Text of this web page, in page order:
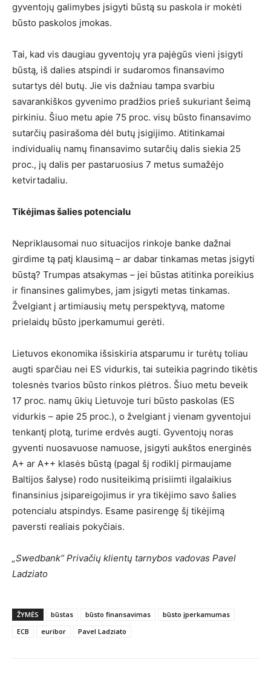
gyventojų galimybes įsigyti būstą su paskola ir mokėti
būsto paskolos įmokas.
Tai, kad vis daugiau gyventojų yra pajėgūs vieni įsigyti
būstą, iš dalies atspindi ir sudaromos finansavimo
sutartys dėl butų. Jie vis dažniau tampa svarbiu
savarankiškos gyvenimo pradžios prieš sukuriant šeimą
pirkiniu. Šiuo metu apie 75 proc. visų būsto finansavimo
sutarčių pasirašoma dėl butų įsigijimo. Atitinkamai
individualių namų finansavimo sutarčių dalis siekia 25
proc., jų dalis per pastaruosius 7 metus sumažėjo
ketvirtadaliu.
Tikėjimas šalies potencialu
Nepriklausomai nuo situacijos rinkoje banke dažnai
girdime tą patį klausimą – ar dabar tinkamas metas įsigyti
būstą? Trumpas atsakymas – jei būstas atitinka poreikius
ir finansines galimybes, jam įsigyti metas tinkamas.
Žvelgiant į artimiausių metų perspektyvą, matome
prielaidų būsto įperkamumui gerėti.
Lietuvos ekonomika išsiskiria atsparumu ir turėtų toliau
augti sparčiau nei ES vidurkis, tai suteikia pagrindo tikėtis
tolesnės tvarios būsto rinkos plėtros. Šiuo metu beveik
17 proc. namų ūkių Lietuvoje turi būsto paskolas (ES
vidurkis – apie 25 proc.), o žvelgiant į vienam gyventojui
tenkantį plotą, turime erdvės augti. Gyventojų noras
gyventi nuosavuose namuose, įsigyti aukštos energinės
A+ ar A++ klasės būstą (pagal šį rodiklį pirmaujame
Baltijos šalyse) rodo nusiteikimą prisiimti ilgalaikius
finansinius įsipareigojimus ir yra tikėjimo savo šalies
potencialu atspindys. Esame pasirengę šį tikėjimą
paversti realiais pokyčiais.
„Swedbank“ Privačių klientų tarnybos vadovas Pavel
Ladziato
ŽYMĖS būstas būsto finansavimas
būsto įperkamumas
ECB
euribor Pavel Ladziato